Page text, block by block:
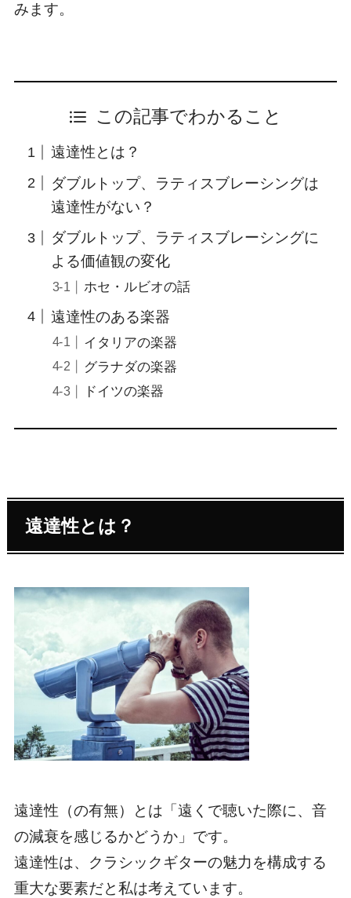
みます。
この記事でわかること
遠達性とは？
ダブルトップ、ラティスブレーシングは
遠達性がない？
ダブルトップ、ラティスブレーシングに
よる価値観の変化
ホセ・ルビオの話
遠達性のある楽器
イタリアの楽器
グラナダの楽器
ドイツの楽器
遠達性とは？
遠達性（の有無）とは 「遠くで聴いた際に、音
の減衰を感じるかどうか」 です。
遠達性は、クラシックギターの魅力を構成する
重大な要素だと私は考えています。